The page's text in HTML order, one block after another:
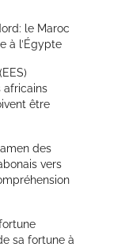
le Maroc
à l’Égypte
africains
être
des
vers
sa fortune à